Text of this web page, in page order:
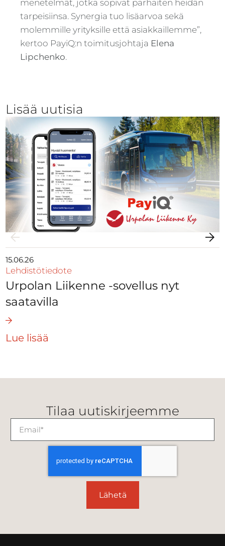
menetelmät, jotka sopivat parhaiten heidän
tarpeisiinsa. Synergia tuo lisäarvoa sekä
molemmille yrityksille että asiakkaillemme”,
kertoo PayiQ:n toimitusjohtaja Elena
Lipchenko.
Lisää uutisia
15.06.26
Lehdistötiedote
Urpolan Liikenne -sovellus nyt
saatavilla
Lue lisää
Tilaa uutiskirjeemme
Lähetä